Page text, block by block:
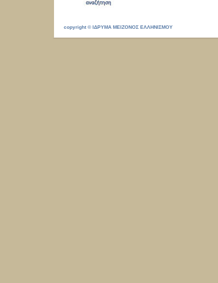
copyright © ΙΔΡΥΜΑ ΜΕΙΖΟΝΟΣ ΕΛΛΗΝΙΣΜΟΥ